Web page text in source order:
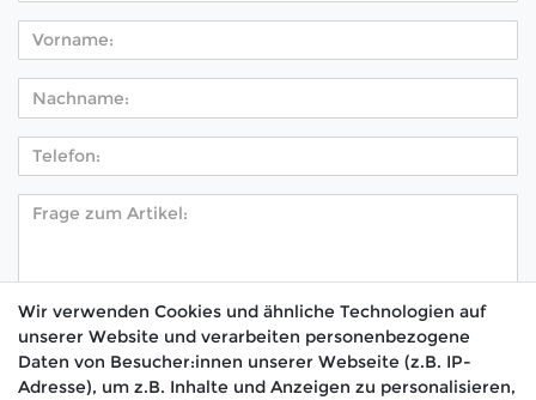
Hiermit bestätige ich, dass ich dieDaten­schutz­
erklärung gelesen habe. *
Wir verwenden Cookies und ähnliche Technologien auf
unserer Website und verarbeiten personenbezogene
Daten von Besucher:innen unserer Webseite (z.B. IP-
Adresse), um z.B. Inhalte und Anzeigen zu personalisieren,